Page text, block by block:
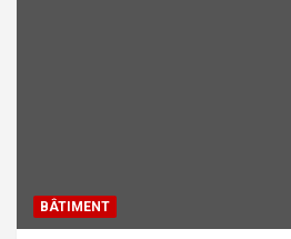
BÂTIMENT